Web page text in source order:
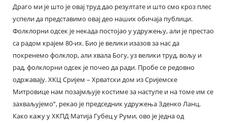
Драго ми је што је овај труд дао резултате и што смо кроз плес
успели да представимо овај део наших обичаја публици.
Фолклорни одсек је некада постојао у удружењу, али је престао
са радом крајем 80-их. Био је велики изазов за нас да
покренемо фолклор, али хвала Богу, уз велики труд, вољу и
рад, фолклорни одсек је почео да ради. Пробе се редовно
одржавају. ХКЦ Сријем – Хрватски дом из Сријемске
Митровице нам позајмљује костиме за наступе и на томе им се
захваљујемо“, рекао је председник удружења Зденко Ланц.
Како кажу у ХКПД Матија Губец у Руми, ово је једна од